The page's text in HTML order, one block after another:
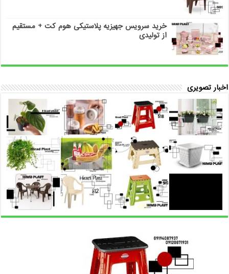
خرید سرویس جهیزیه پلاستیکی هوم کت + مستقیم
از تولیدی
اخبار تصویری